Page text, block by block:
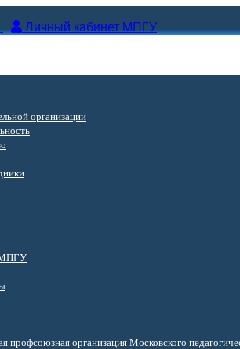
Личный кабинет МПГУ
организации
МПГУ
профсоюзная организация Московского